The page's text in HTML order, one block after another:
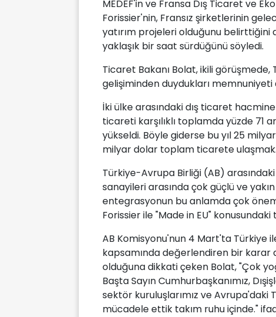
MEDEF'in ve Fransa Dış Ticaret ve
Forissier'nin, Fransız şirketlerinin
yatırım projeleri olduğunu
yaklaşık bir saat sürdüğünü söyledi.
Ticaret Bakanı Bolat, ikili
gelişiminden duydukları
İki ülke arasındaki dış ticaret
ticareti karşılıklı toplamda yüzde 71
yükseldi. Böyle giderse bu yıl 25
milyar dolar toplam ticarete
Türkiye-Avrupa Birliği (AB)
sanayileri arasında çok güçlü ve
entegrasyonun bu anlamda çok
Forissier ile "Made in EU"
AB Komisyonu'nun 4 Mart'ta Türkiye
kapsamında değerlendiren bir karar
olduğuna dikkati çeken Bolat, "Çok
Başta Sayın Cumhurbaşkanımız,
sektör kuruluşlarımız ve Avrupa'daki
mücadele ettik takım ruhu içinde."